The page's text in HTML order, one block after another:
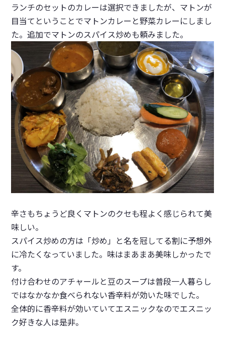
ランチのセットのカレーは選択できましたが、マトンが
目当てということでマトンカレーと野菜カレーにしまし
た。追加でマトンのスパイス炒めも頼みました。
辛さもちょうど良くマトンのクセも程よく感じられて美
味しい。
スパイス炒めの方は「炒め」と名を冠してる割に予想外
に冷たくなっていました。味はまあまあ美味しかったで
す。
付け合わせのアチャールと豆のスープは普段一人暮らし
ではなかなか食べられない香辛料が効いた味でした。
全体的に香辛料が効いていてエスニックなのでエスニッ
ク好きな人は是非。